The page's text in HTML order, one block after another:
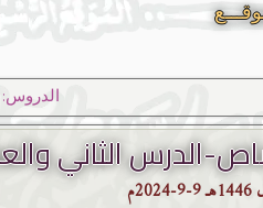
الدرس الثاني